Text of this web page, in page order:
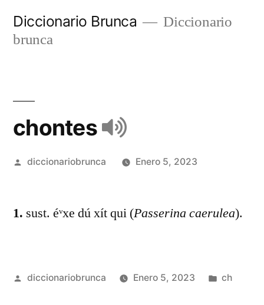
Diccionario Brunca
Diccionario
brunca
chontes
diccionariobrunca Enero 5, 2023
1. sust. éᵛxe dú xít qui (Passerina caerulea).
diccionariobrunca Enero 5, 2023 ch